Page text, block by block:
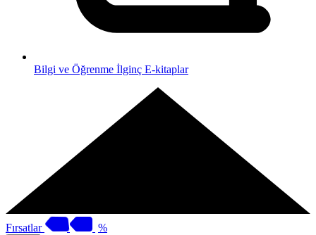
Bilgi ve Öğrenme İlginç E-kitaplar
Fırsatlar %